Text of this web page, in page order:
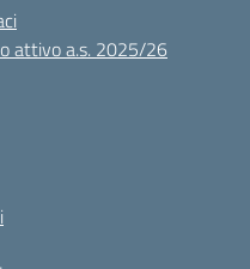
attivo a.s. 2025/26